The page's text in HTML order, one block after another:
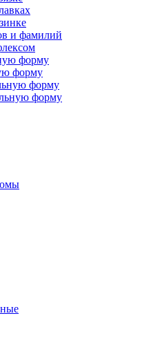
и фамилий
форму
форму
форму
форму